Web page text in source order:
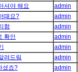
셔야 해요 admin
때요? admin
함 admin
확인 admin
admin
려드림 admin
셨죠? admin